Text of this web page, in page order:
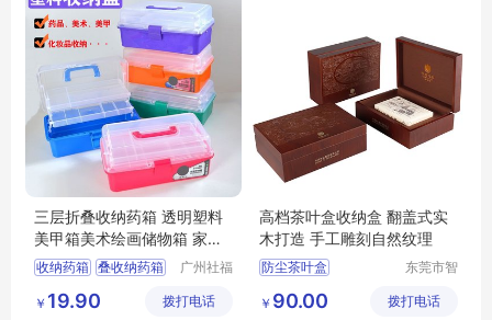
三层折叠收纳药箱 透明塑料
美甲箱美术绘画储物箱 家用
药品收纳箱
收纳药箱 叠收纳药箱
储物箱
广州社福
械有限公
￥ 19.90 拨打电话
高档茶叶盒收纳盒 翻盖式实
木打造 手工雕刻自然纹理
防尘茶叶盒
茶叶收纳盒
东莞市智
限公司
￥ 90.00 拨打电话